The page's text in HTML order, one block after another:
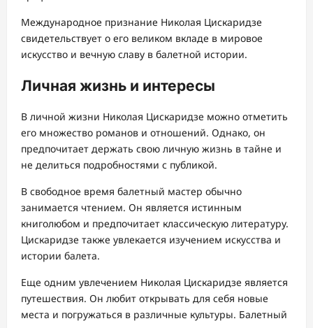
Международное признание Николая Цискаридзе
свидетельствует о его великом вкладе в мировое
искусство и вечную славу в балетной истории.
Личная жизнь и интересы
В личной жизни Николая Цискаридзе можно отметить
его множество романов и отношений. Однако, он
предпочитает держать свою личную жизнь в тайне и
не делиться подробностями с публикой.
В свободное время балетный мастер обычно
занимается чтением. Он является истинным
книголюбом и предпочитает классическую литературу.
Цискаридзе также увлекается изучением искусства и
истории балета.
Еще одним увлечением Николая Цискаридзе является
путешествия. Он любит открывать для себя новые
места и погружаться в различные культуры. Балетный